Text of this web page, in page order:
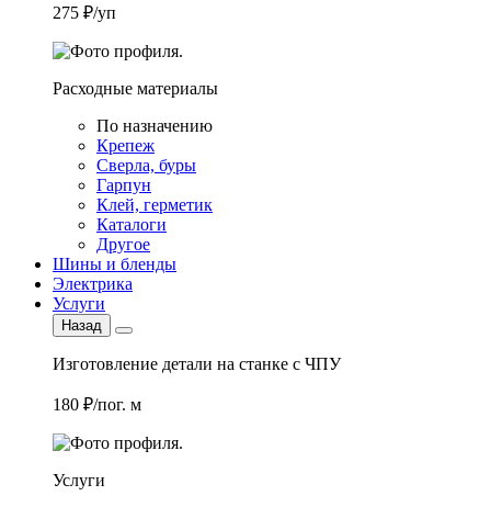
275 ₽/уп
Расходные материалы
По назначению
Крепеж
Сверла, буры
Гарпун
Клей, герметик
Каталоги
Другое
Шины и бленды
Электрика
Услуги
Назад
Изготовление детали на станке с ЧПУ
180 ₽/пог. м
Услуги